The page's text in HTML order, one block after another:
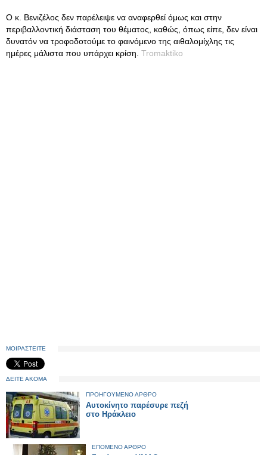
Ο κ. Βενιζέλος δεν παρέλειψε να αναφερθεί όμως και στην
περιβαλλοντική διάσταση του θέματος, καθώς, όπως είπε, δεν είναι
δυνατόν να τροφοδοτούμε το φαινόμενο της αιθαλομίχλης τις
ημέρες μάλιστα που υπάρχει κρίση. Tromaktiko
ΜΟΙΡΑΣΤΕΙΤΕ
ΔΕΙΤΕ ΑΚΟΜΑ
ΠΡΟΗΓΟΥΜΕΝΟ ΑΡΘΡΟ
Αυτοκίνητο παρέσυρε πεζή
στο Ηράκλειο
ΕΠΟΜΕΝΟ ΑΡΘΡΟ